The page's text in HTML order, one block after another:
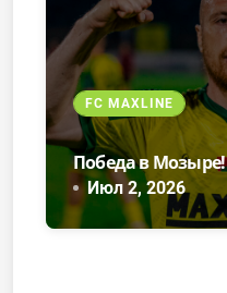
FC MAXLINE
Победа в Мозыре!
Июл 2, 2026